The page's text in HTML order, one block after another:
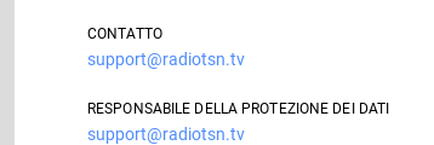
CONTATTO
support@radiotsn.tv
RESPONSABILE DELLA PROTEZIONE DEI DATI
support@radiotsn.tv